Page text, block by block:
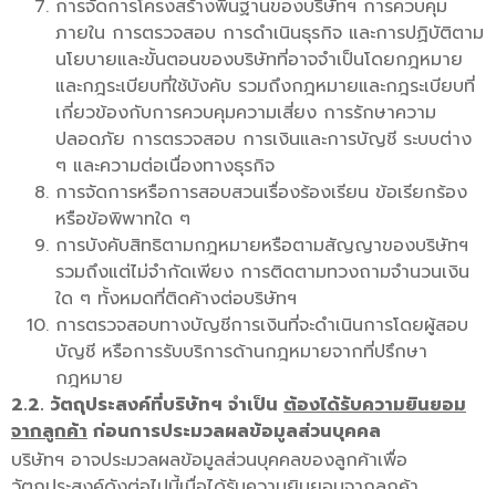
การจัดการโครงสร้างพื้นฐานของบริษัทฯ การควบคุม
ภายใน การตรวจสอบ การดำเนินธุรกิจ และการปฏิบัติตาม
นโยบายและขั้นตอนของบริษัทที่อาจจำเป็นโดยกฎหมาย
และกฎระเบียบที่ใช้บังคับ รวมถึงกฎหมายและกฎระเบียบที่
เกี่ยวข้องกับการควบคุมความเสี่ยง การรักษาความ
ปลอดภัย การตรวจสอบ การเงินและการบัญชี ระบบต่าง
ๆ และความต่อเนื่องทางธุรกิจ
การจัดการหรือการสอบสวนเรื่องร้องเรียน ข้อเรียกร้อง
หรือข้อพิพาทใด ๆ
การบังคับสิทธิตามกฎหมายหรือตามสัญญาของบริษัทฯ
รวมถึงแต่ไม่จำกัดเพียง การติดตามทวงถามจำนวนเงิน
ใด ๆ ทั้งหมดที่ติดค้างต่อบริษัทฯ
การตรวจสอบทางบัญชีการเงินที่จะดำเนินการโดยผู้สอบ
บัญชี หรือการรับบริการด้านกฎหมายจากที่ปรึกษา
กฎหมาย
2.2. วัตถุประสงค์ที่บริษัทฯ จำเป็น ต้องได้รับความยินยอม
จากลูกค้า ก่อนการประมวลผลข้อมูลส่วนบุคคล
บริษัทฯ อาจประมวลผลข้อมูลส่วนบุคคลของลูกค้าเพื่อ